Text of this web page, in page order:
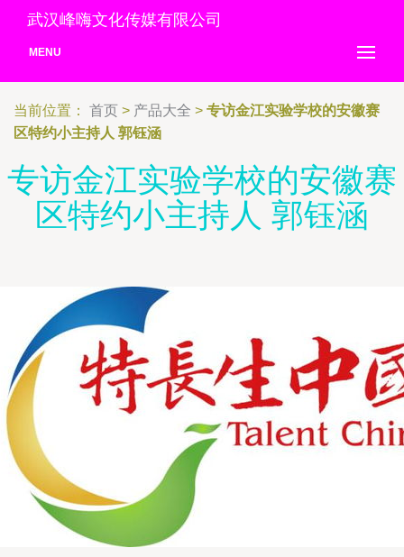
武汉峰嗨文化传媒有限公司
MENU
当前位置： 首页 > 产品大全 > 专访金江实验学校的安徽赛
区特约小主持人 郭钰涵
专访金江实验学校的安徽赛
区特约小主持人 郭钰涵